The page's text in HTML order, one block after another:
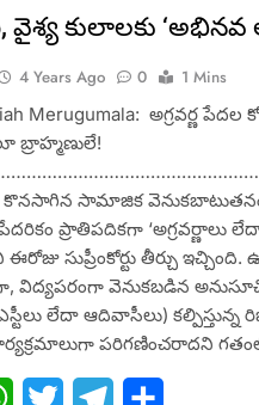
వైశ్య కులాలకు
4 Years Ago 0
1 Mins
Merugumala: అగ్రవర్ణ
బ్రాహ్మణులే!
కొనసాగిన సామాజిక
పేదరికం ప్రాతిపదికగా ‘అగ్రవర్ణాలు
సుప్రీంకోర్టు తీర్చు ఇచ్చింది.
వెనుకబడిన
లేదా ఆదివాసీలు) కల్పిస్తున్న
పరిగణించరాదని
WhatsApp
Twitter Telegram